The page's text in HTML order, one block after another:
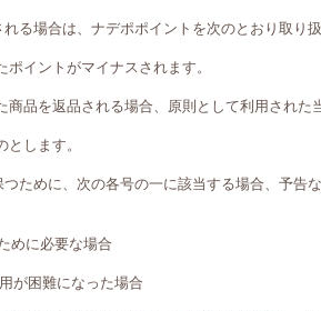
る場合は、ナデポポイントを次のとおり取り扱
ポイントがマイナスされます。
商品を返品される場合、原則として利用された
します。
ために、次の各号の一に該当する場合、予
めに必要な場合
が困難になった場合